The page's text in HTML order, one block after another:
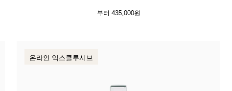
부터 435,000원
온라인 익스클루시브